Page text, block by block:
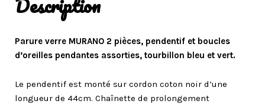
Parure verre MURANO 2 pièces, pendentif et boucles
d’oreilles pendantes assorties, tourbillon bleu et vert.
Le pendentif est monté sur cordon coton noir d’une
longueur de 44cm. Chaînette de prolongement